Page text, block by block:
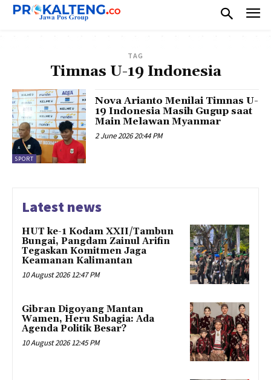
TAG
Timnas U-19 Indonesia
SPORT
Nova Arianto Menilai Timnas U-
19 Indonesia Masih Gugup saat
Main Melawan Myanmar
2 June 2026 20:44 PM
Latest news
HUT ke-1 Kodam XXII/Tambun
Bungai, Pangdam Zainul Arifin
Tegaskan Komitmen Jaga
Keamanan Kalimantan
10 August 2026 12:47 PM
Gibran Digoyang Mantan
Wamen, Heru Subagia: Ada
Agenda Politik Besar?
10 August 2026 12:45 PM